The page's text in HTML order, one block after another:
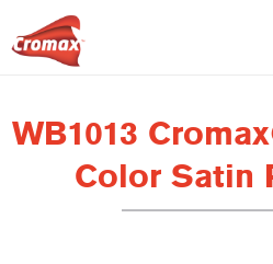
WB1013
Color Satin